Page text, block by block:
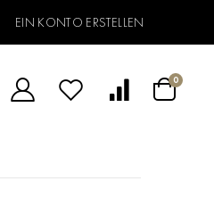
EIN KONTO ERSTELLEN
Warenkorb
0Artikel